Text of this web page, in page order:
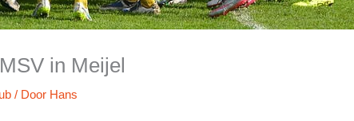
in Meijel
/ Door Hans